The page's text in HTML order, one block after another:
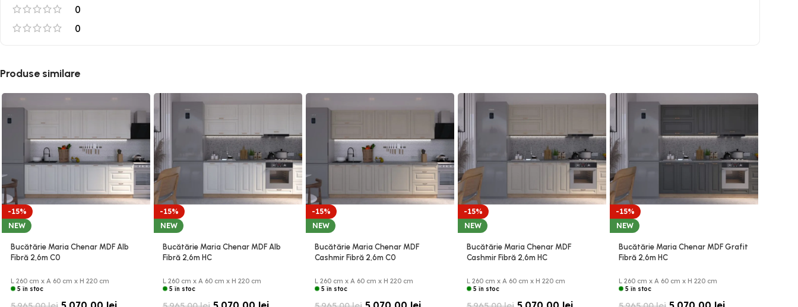
0
0
Produse similare
-15%
NEW
Bucătărie Maria Chenar MDF Alb
Fibră 2,6m C0
L 260 cm x A 60 cm x H 220 cm
5 în stoc
-15%
NEW
Bucătărie Maria Chenar MDF Alb
Fibră 2,6m HC
L 260 cm x A 60 cm x H 220 cm
5 în stoc
-15%
NEW
Bucătărie Maria Chenar MDF
Cashmir Fibră 2,6m C0
L 260 cm x A 60 cm x H 220 cm
5 în stoc
-15%
NEW
Bucătărie Maria Chenar MDF
Cashmir Fibră 2,6m HC
L 260 cm x A 60 cm x H 220 cm
5 în stoc
-15%
NEW
Bucătărie Maria Chenar MDF Grafit
Fibră 2,6m HC
L 260 cm x A 60 cm x H 220 cm
5 în stoc